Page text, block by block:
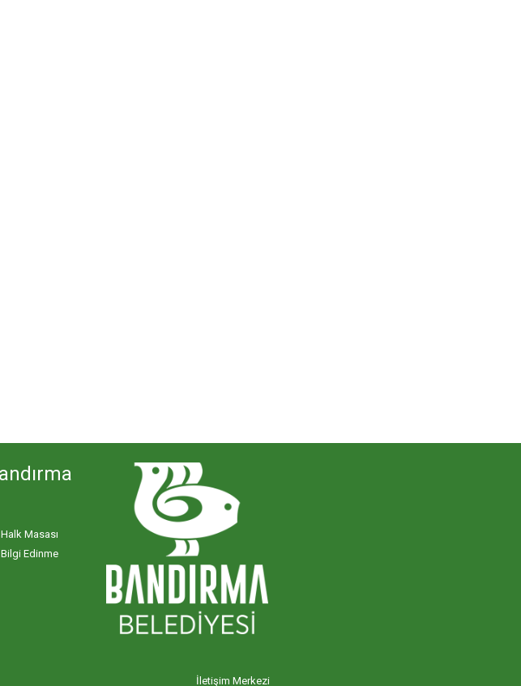
Halk Masası
Bilgi Edinme
İletişim Merkezi